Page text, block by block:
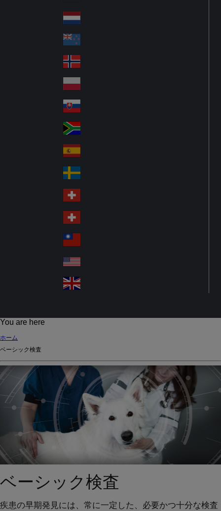
a
Lat
in
A
m
eri
ca
Ne
the
rla
nd
s
Ne
w
Ze
ala
nd
No
rw
ay
Po
lan
d
Sl
ov
aki
a
So
uth
Afr
ica
Sp
ain
S
we
de
n
S
wit
ze
rla
nd
S
wit
ze
rla
nd
wa
n
SA
d
m
You are here
ホーム
ベーシック検査
ベーシック検査
疾患の早期発見には、常に一定した、必要かつ十分な検査